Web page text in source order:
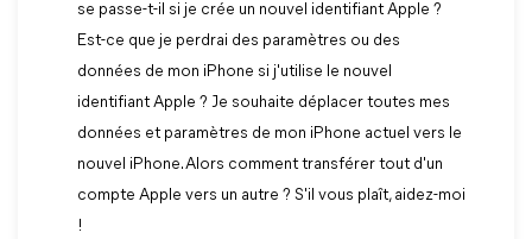
se passe-t-il si je crée un nouvel identifiant Apple ?
Est-ce que je perdrai des paramètres ou des
données de mon iPhone si j'utilise le nouvel
identifiant Apple ? Je souhaite déplacer toutes mes
données et paramètres de mon iPhone actuel vers le
nouvel iPhone. Alors comment transférer tout d'un
compte Apple vers un autre ? S'il vous plaît, aidez-moi
!